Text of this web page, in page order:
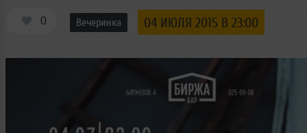
0 Вечеринка 04 ИЮЛЯ 2015 В 23:00